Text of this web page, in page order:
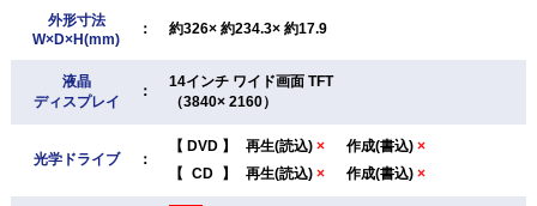
外形寸法
W×D×H(mm)
： 約326× 約234.3× 約17.9
液晶
ディスプレイ
：
14インチ ワイド画面 TFT
（3840× 2160）
光学ドライブ ：
【 DVD 】 再生(読込) × 作成(書込) ×
【 CD 】 再生(読込) × 作成(書込) ×